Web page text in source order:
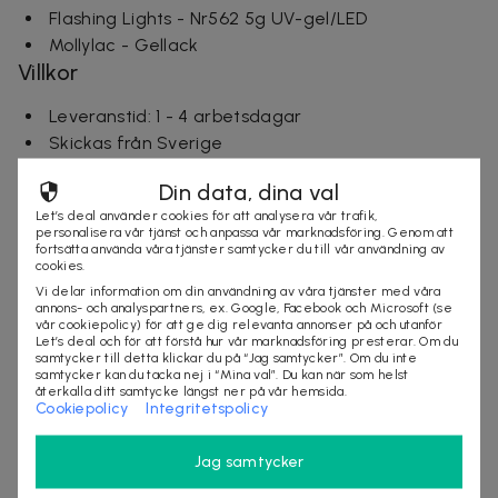
Flashing Lights - Nr562 5g UV-gel/LED
Mollylac - Gellack
Villkor
Leveranstid: 1 - 4 arbetsdagar
Skickas från Sverige
Säljes av
Otego
Organisationsnummer
http://www.otego.se
KÖP
Andra som kollat på dealen ovan tittar även
Din data, dina val
Let’s deal använder cookies för att analysera vår trafik,
personalisera vår tjänst och anpassa vår marknadsföring. Genom att
fortsätta använda våra tjänster samtycker du till vår användning av
cookies.
Vi delar information om din användning av våra tjänster med våra
annons- och analyspartners, ex. Google, Facebook och Microsoft (se
vår cookiepolicy) för att ge dig relevanta annonser på och utanför
Let’s deal och för att förstå hur vår marknadsföring presterar. Om du
samtycker till detta klickar du på “Jag samtycker”. Om du inte
samtycker kan du tacka nej i “Mina val”. Du kan när som helst
återkalla ditt samtycke längst ner på vår hemsida.
Cookiepolicy Integritetspolicy
Jag samtycker